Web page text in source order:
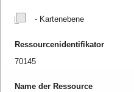
- Kartenebene
Ressourcenidentifikator
70145
Name der Ressource